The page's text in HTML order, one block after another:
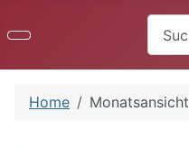
Home Monatsansicht